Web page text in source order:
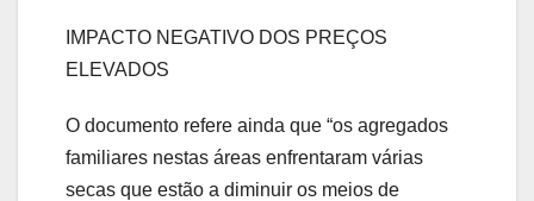
IMPACTO NEGATIVO DOS PREÇOS
ELEVADOS
O documento refere ainda que “os agregados
familiares nestas áreas enfrentaram várias
secas que estão a diminuir os meios de